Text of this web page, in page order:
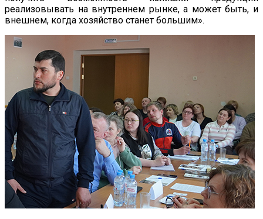
реализовывать на внутреннем рынке, а может быть, и
внешнем, когда хозяйство станет большим».